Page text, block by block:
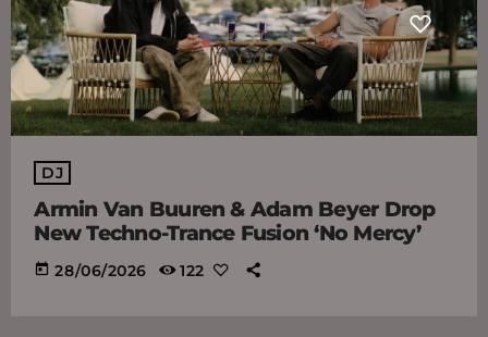
DJ
Armin Van Buuren & Adam Beyer Drop
New Techno-Trance Fusion ‘No Mercy’
today 28/06/2026 122